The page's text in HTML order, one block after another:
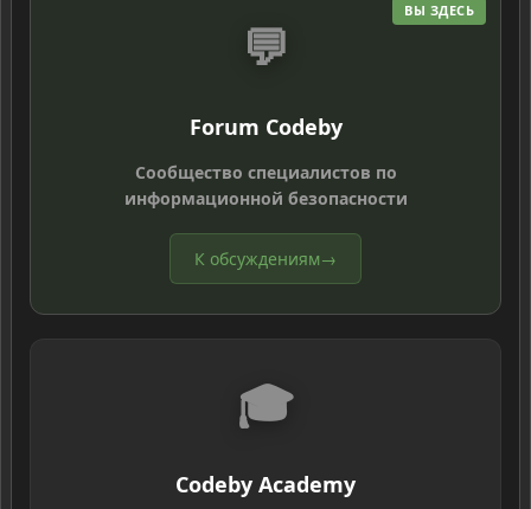
ВЫ ЗДЕСЬ
💬
Forum Codeby
Сообщество специалистов по
информационной безопасности
К обсуждениям→
🎓
Codeby Academy